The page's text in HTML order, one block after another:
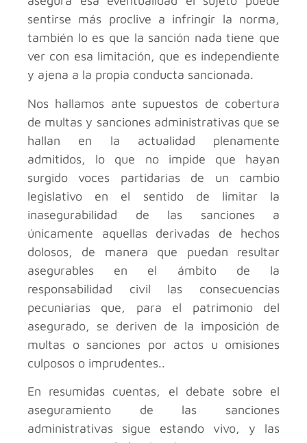
sentirse más proclive a infringir la norma,
también lo es que la sanción nada tiene que
ver con esa limitación, que es independiente
y ajena a la propia conducta sancionada.
Nos hallamos ante supuestos de cobertura
de multas y sanciones administrativas que se
hallan en la actualidad plenamente
admitidos, lo que no impide que hayan
surgido voces partidarias de un cambio
legislativo en el sentido de limitar la
inasegurabilidad de las sanciones a
únicamente aquellas derivadas de hechos
dolosos, de manera que puedan resultar
asegurables en el ámbito de la
responsabilidad civil las consecuencias
pecuniarias que, para el patrimonio del
asegurado, se deriven de la imposición de
multas o sanciones por actos u omisiones
culposos o imprudentes..
En resumidas cuentas, el debate sobre el
aseguramiento de las sanciones
administrativas sigue estando vivo, y las